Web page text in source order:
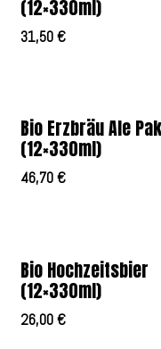
(12×330ml)
31,50€
Bio Erzbräu Ale
(12×330ml)
46,70€
Bio Hochzeitsbier
(12×330ml)
26,00€